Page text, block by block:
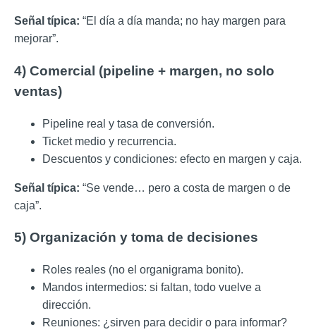
Señal típica: “El día a día manda; no hay margen para
mejorar”.
4) Comercial (pipeline + margen, no solo
ventas)
Pipeline real y tasa de conversión.
Ticket medio y recurrencia.
Descuentos y condiciones: efecto en margen y caja.
Señal típica: “Se vende… pero a costa de margen o de
caja”.
5) Organización y toma de decisiones
Roles reales (no el organigrama bonito).
Mandos intermedios: si faltan, todo vuelve a
dirección.
Reuniones: ¿sirven para decidir o para informar?